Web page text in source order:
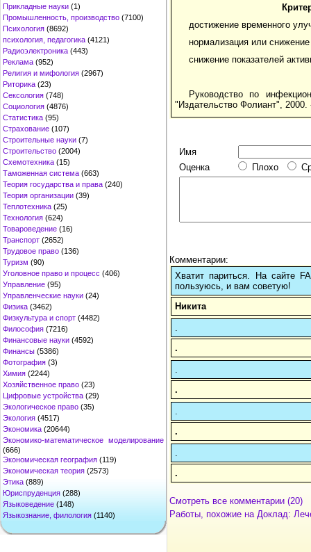
Прикладные науки (1)
Промышленность, производство (7100)
Психология (8692)
психология, педагогика (4121)
Радиоэлектроника (443)
Реклама (952)
Религия и мифология (2967)
Риторика (23)
Сексология (748)
Социология (4876)
Статистика (95)
Страхование (107)
Строительные науки (7)
Строительство (2004)
Схемотехника (15)
Таможенная система (663)
Теория государства и права (240)
Теория организации (39)
Теплотехника (25)
Технология (624)
Товароведение (16)
Транспорт (2652)
Трудовое право (136)
Туризм (90)
Уголовное право и процесс (406)
Управление (95)
Управленческие науки (24)
Физика (3462)
Физкультура и спорт (4482)
Философия (7216)
Финансовые науки (4592)
Финансы (5386)
Фотография (3)
Химия (2244)
Хозяйственное право (23)
Цифровые устройства (29)
Экологическое право (35)
Экология (4517)
Экономика (20644)
Экономико-математическое моделирование
(666)
Экономическая география (119)
Экономическая теория (2573)
Этика (889)
Юриспруденция (288)
Языковедение (148)
Языкознание, филология (1140)
достижение временного
нормализация или
снижение показателей
Руководство по
"Издательство Фолиант", 2000.
Имя
Оценка
Плохо
Комментарии:
Хватит париться. На сайте
пользуюсь, и вам советую!
Никита
.
.
.
.
Смотреть все комментарии (20)
Работы, похожие на Доклад: